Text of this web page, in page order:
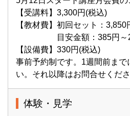
【受講料】3,300円(税込)
【教材費】初回セット：3,850
目安金額：385円～
【設備費】330円(税込)
事前予約制です。1週間前まで
い。それ以降はお問合せくださ
体験・見学